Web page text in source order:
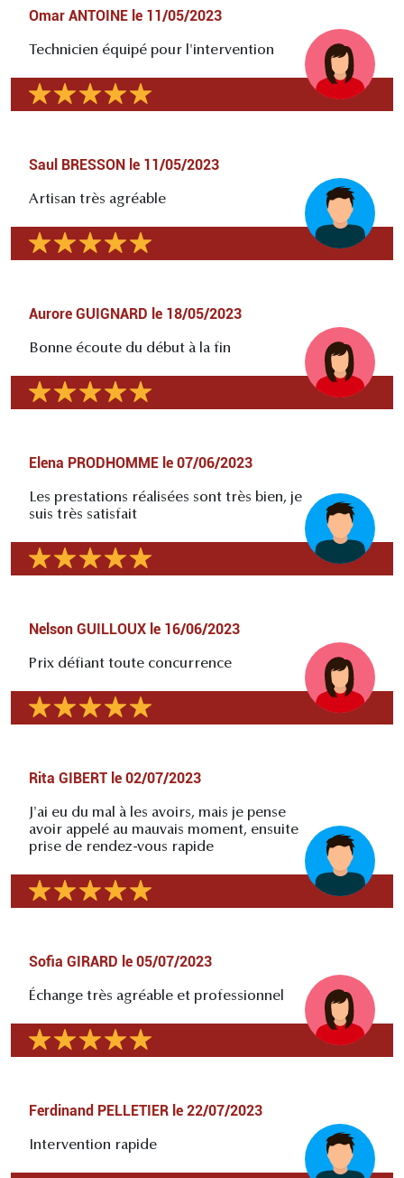
Omar ANTOINE le 11/05/2023
Technicien équipé pour l'intervention
Saul BRESSON le 11/05/2023
Artisan très agréable
Aurore GUIGNARD le 18/05/2023
Bonne écoute du début à la fin
Elena PRODHOMME le 07/06/2023
Les prestations réalisées sont très bien, je
suis très satisfait
Nelson GUILLOUX le 16/06/2023
Prix défiant toute concurrence
Rita GIBERT le 02/07/2023
J'ai eu du mal à les avoirs, mais je pense
avoir appelé au mauvais moment, ensuite
prise de rendez-vous rapide
Sofia GIRARD le 05/07/2023
Échange très agréable et professionnel
Ferdinand PELLETIER le 22/07/2023
Intervention rapide